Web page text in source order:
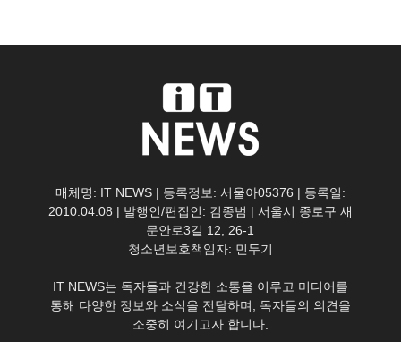
매체명: IT NEWS | 등록정보: 서울아05376 | 등록일:
2010.04.08 | 발행인/편집인: 김종범 | 서울시 종로구 새
문안로3길 12, 26-1
청소년보호책임자: 민두기
IT NEWS는 독자들과 건강한 소통을 이루고 미디어를
통해 다양한 정보와 소식을 전달하며, 독자들의 의견을
소중히 여기고자 합니다.